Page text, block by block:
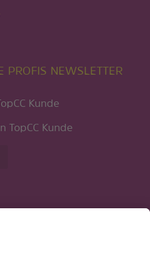
PROFIS NEWSLETTER
Kunde
TopCC Kunde